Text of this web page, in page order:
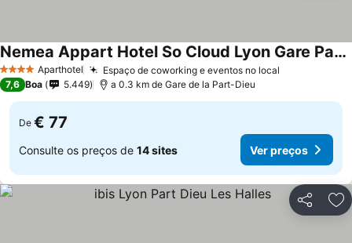
4 EstrelasAparthotel Espaço de coworking e eventos no local
Nemea Appart Hotel So Cloud Lyon Gare Part-Dieu
7,6 Boa 5.449 a 0.3 km de Gare de la Part-Dieu
De € 77
Consulte os preços de 14 sites Ver preços
Partilhar